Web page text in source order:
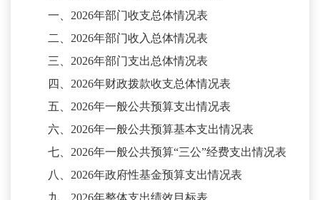
一、 2026年部门收支总体情况表
二、 2026年部门收入总体情况表
三、 2026年部门支出总体情况表
四、 2026年财政拨款收支总体情况表
五、 2026年一般公共预算支出情况表
六、 2026年一般公共预算基本支出情况表
七、 2026年一般公共预算“三公”经费支出情况表
八、 2026年政府性基金预算支出情况表
九、 2026年整体支出绩效目标表